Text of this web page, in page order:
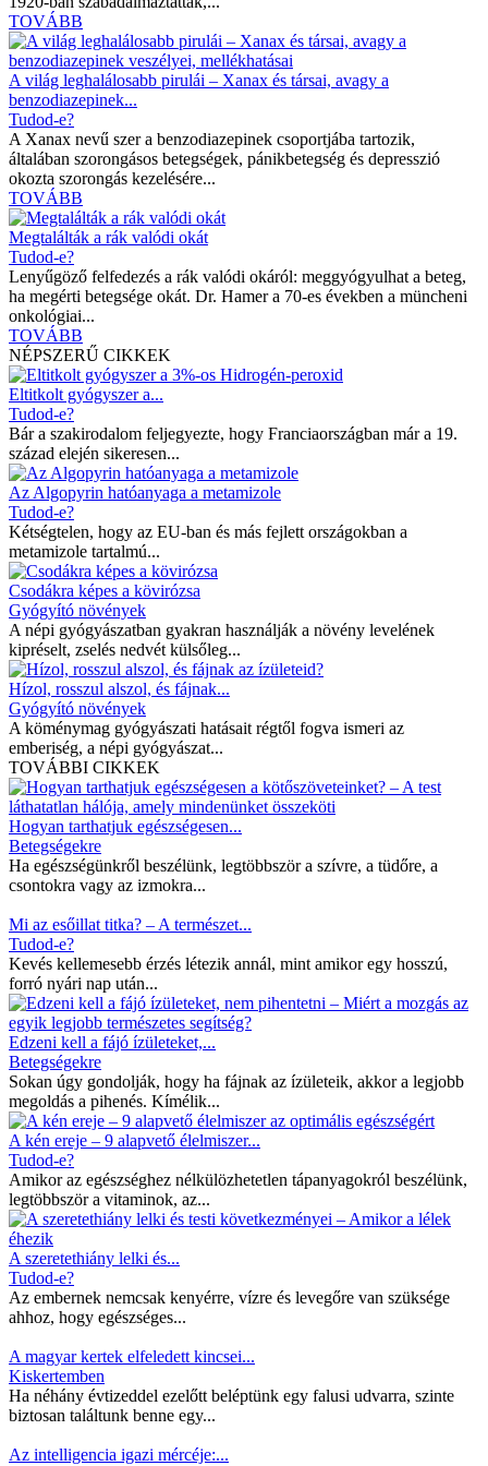
TOVÁBB
A világ leghalálosabb pirulái – Xanax és társai, avagy a
benzodiazepinek...
Tudod-e?
A Xanax nevű szer a benzodiazepinek csoportjába tartozik,
általában szorongásos betegségek, pánikbetegség és depresszió
okozta szorongás kezelésére...
TOVÁBB
Megtalálták a rák valódi okát
Tudod-e?
Lenyűgöző felfedezés a rák valódi okáról: meggyógyulhat a beteg,
ha megérti betegsége okát. Dr. Hamer a 70-es években a müncheni
onkológiai...
TOVÁBB
NÉPSZERŰ CIKKEK
Eltitkolt gyógyszer a...
Tudod-e?
Bár a szakirodalom feljegyezte, hogy Franciaországban már a 19.
század elején sikeresen...
Az Algopyrin hatóanyaga a metamizole
Tudod-e?
Kétségtelen, hogy az EU-ban és más fejlett országokban a
metamizole tartalmú...
Csodákra képes a kövirózsa
Gyógyító növények
A népi gyógyászatban gyakran használják a növény levelének
kipréselt, zselés nedvét külsőleg...
Hízol, rosszul alszol, és fájnak...
Gyógyító növények
A köménymag gyógyászati hatásait régtől fogva ismeri az
emberiség, a népi gyógyászat...
TOVÁBBI CIKKEK
Hogyan tarthatjuk egészségesen...
Betegségekre
Ha egészségünkről beszélünk, legtöbbször a szívre, a tüdőre, a
csontokra vagy az izmokra...
Mi az esőillat titka? – A természet...
Tudod-e?
Kevés kellemesebb érzés létezik annál, mint amikor egy hosszú,
forró nyári nap után...
Edzeni kell a fájó ízületeket,...
Betegségekre
Sokan úgy gondolják, hogy ha fájnak az ízületeik, akkor a legjobb
megoldás a pihenés. Kímélik...
A kén ereje – 9 alapvető élelmiszer...
Tudod-e?
Amikor az egészséghez nélkülözhetetlen tápanyagokról beszélünk,
legtöbbször a vitaminok, az...
A szeretethiány lelki és...
Tudod-e?
Az embernek nemcsak kenyérre, vízre és levegőre van szüksége
ahhoz, hogy egészséges...
A magyar kertek elfeledett kincsei...
Kiskertemben
Ha néhány évtizeddel ezelőtt beléptünk egy falusi udvarra, szinte
biztosan találtunk benne egy...
Az intelligencia igazi mércéje:...